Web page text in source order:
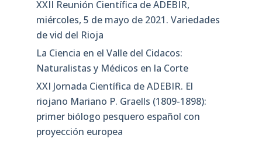
XXII Reunión Científica de ADEBIR,
miércoles, 5 de mayo de 2021. Variedades
de vid del Rioja
La Ciencia en el Valle del Cidacos:
Naturalistas y Médicos en la Corte
XXI Jornada Científica de ADEBIR. El
riojano Mariano P. Graells (1809-1898):
primer biólogo pesquero español con
proyección europea